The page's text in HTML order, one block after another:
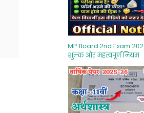
MP Board 2nd Exam
शुल्‍क और महत्‍वपूर्ण नियम